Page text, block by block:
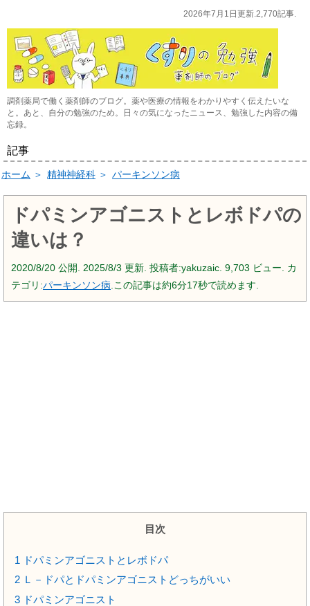
2026年7月1日更新.2,770記事.
調剤薬局で働く薬剤師のブログ。薬や医療の情報をわかりやすく伝えたいな
と。あと、自分の勉強のため。日々の気になったニュース、勉強した内容の備
忘録。
記事
ホーム ＞ 精神神経科 ＞ パーキンソン病
ドパミンアゴニストとレボドパの
違いは？
2020/8/20 公開. 2025/8/3 更新. 投稿者:yakuzaic. 9,703 ビュー. カ
テゴリ:パーキンソン病 .この記事は約6分17秒で読めます.
目次
1 ドパミンアゴニストとレボドパ
2 Ｌ－ドパとドパミンアゴニストどっちがいい
3 ドパミンアゴニスト